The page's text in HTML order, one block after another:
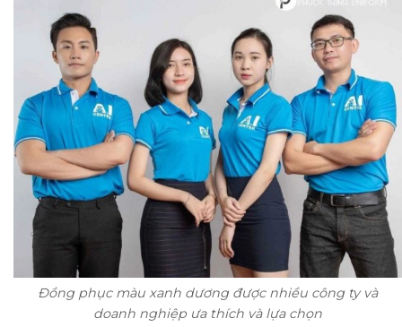
Đồng phục màu xanh dương được nhiều công ty và
doanh nghiệp ưa thích và lựa chọn